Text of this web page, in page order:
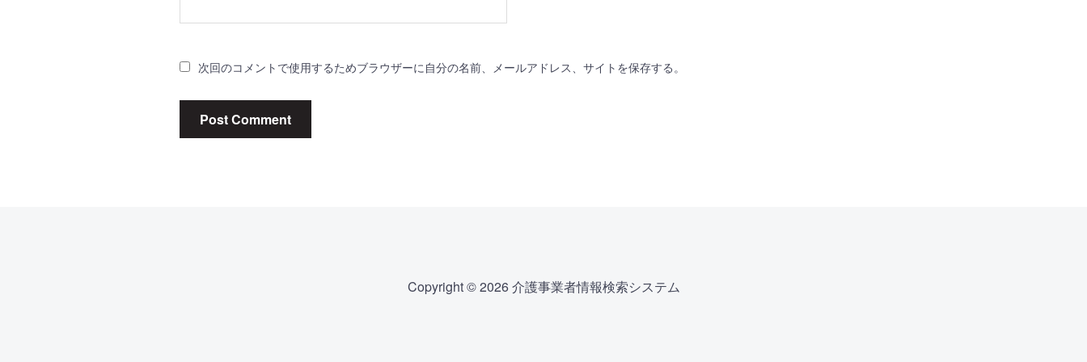
次回のコメントで使用するためブラウザーに自分の名前、メールアドレス、サイトを保存する。
Copyright © 2026 介護事業者情報検索システム